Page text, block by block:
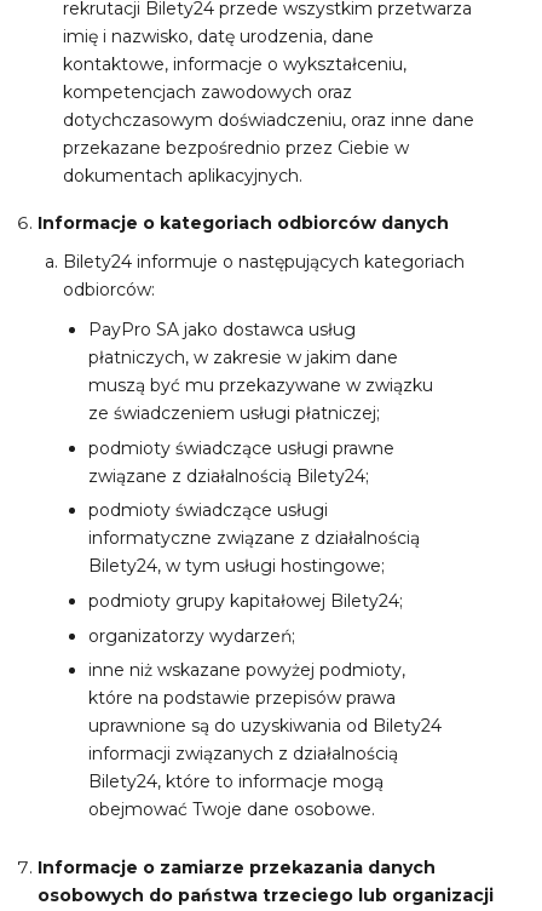
rekrutacji Bilety24 przede wszystkim przetwarza
imię i nazwisko, datę urodzenia, dane
kontaktowe, informacje o wykształceniu,
kompetencjach zawodowych oraz
dotychczasowym doświadczeniu, oraz inne dane
przekazane bezpośrednio przez Ciebie w
dokumentach aplikacyjnych.
Informacje o kategoriach odbiorców danych
Bilety24 informuje o następujących kategoriach
odbiorców:
PayPro SA jako dostawca usług
płatniczych, w zakresie w jakim dane
muszą być mu przekazywane w związku
ze świadczeniem usługi płatniczej;
podmioty świadczące usługi prawne
związane z działalnością Bilety24;
podmioty świadczące usługi
informatyczne związane z działalnością
Bilety24, w tym usługi hostingowe;
podmioty grupy kapitałowej Bilety24;
organizatorzy wydarzeń;
inne niż wskazane powyżej podmioty,
które na podstawie przepisów prawa
uprawnione są do uzyskiwania od Bilety24
informacji związanych z działalnością
Bilety24, które to informacje mogą
obejmować Twoje dane osobowe.
Informacje o zamiarze przekazania danych
osobowych do państwa trzeciego lub organizacji